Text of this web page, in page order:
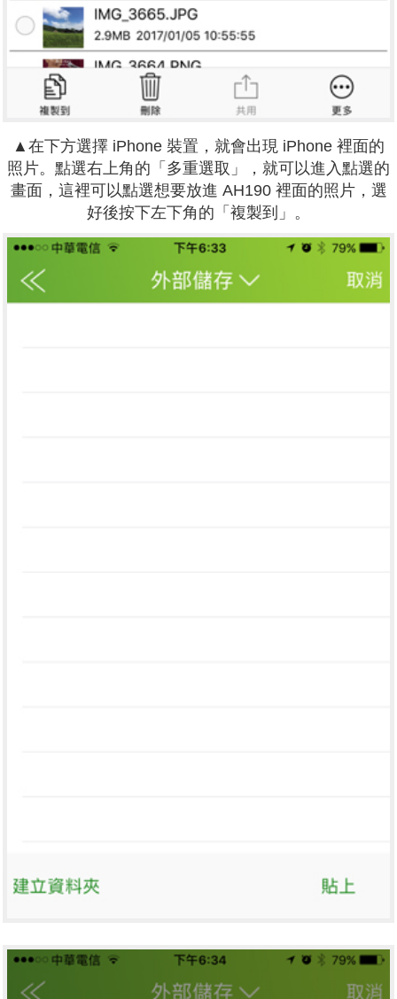
▲ 在下方選擇 iPhone 裝置，就會出現 iPhone 裡面的
照片。 點選右上角的「多重選取」，就可以進入點選的
畫面，這裡可以點選想要放進 AH190 裡面的照片，選
好後按下左下角的「複製到」。